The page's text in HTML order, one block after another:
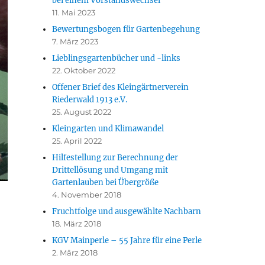
11. Mai 2023
Bewertungsbogen für Gartenbegehung
7. März 2023
Lieblingsgartenbücher und -links
22. Oktober 2022
Offener Brief des Kleingärtnerverein
Riederwald 1913 e.V.
25. August 2022
Kleingarten und Klimawandel
25. April 2022
Hilfestellung zur Berechnung der
Drittellösung und Umgang mit
Gartenlauben bei Übergröße
4. November 2018
Fruchtfolge und ausgewählte Nachbarn
18. März 2018
KGV Mainperle – 55 Jahre für eine Perle
2. März 2018